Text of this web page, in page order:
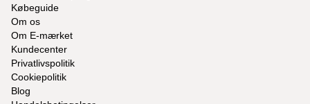
Købeguide
Om os
Om E-mærket
Kundecenter
Privatlivspolitik
Cookiepolitik
Blog